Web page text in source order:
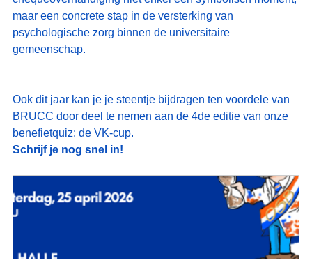
maar een concrete stap in de versterking van
psychologische zorg binnen de universitaire
gemeenschap.
Ook dit jaar kan je je steentje bijdragen ten voordele van
BRUCC door deel te nemen aan de 4de editie van onze
benefietquiz: de VK-cup.
Schrijf je nog snel in!